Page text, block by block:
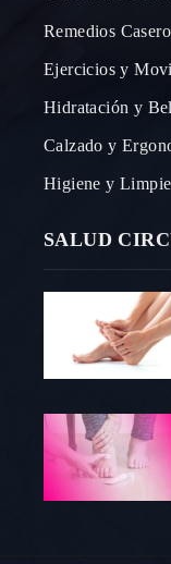
Remedios
Ejercicios y
Hidratación y
Calzado y
Higiene y
SALUD